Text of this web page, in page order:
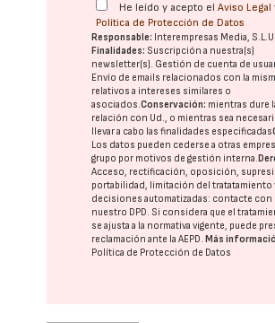
He leído y acepto elAviso Legal
Política de Protección de Datos
Responsable: Interempresas Media, S.L.U.
Finalidades: Suscripción a nuestra(s)
newsletter(s). Gestión de cuenta de
Envío de emails relacionados con la
relativos a intereses similares o
asociados.Conservación: mientras dure
relación con Ud., o mientras sea
llevar a cabo las finalidades especificadas
Los datos pueden cederse a otras
grupo por motivos de gestión interna.
Acceso, rectificación, oposición,
portabilidad, limitación del tratatamiento
decisiones automatizadas: contacte con
nuestro DPD. Si considera que el
se ajusta a la normativa vigente, puede
reclamación ante laAEPD. Más
Política de Protección de Datos